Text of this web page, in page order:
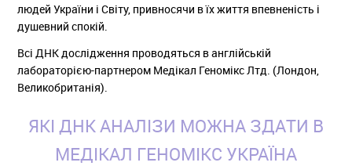
людей України і Світу, привносячи в їх життя впевненість і
душевний спокій.
Всі ДНК дослідження проводяться в англійській
лабораторією-партнером Медікал Геномікс Лтд. (Лондон,
Великобританія).
ЯКІ ДНК АНАЛІЗИ МОЖНА ЗДАТИ В
МЕДІКАЛ ГЕНОМІКС УКРАЇНА